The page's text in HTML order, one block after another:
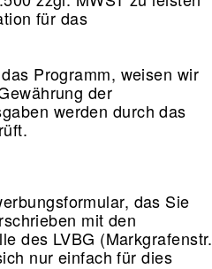
für das
Programm, weisen wir
der
werden durch das
das Sie
mit den
des LVBG (Markgrafenstr.
nur einfach für dies